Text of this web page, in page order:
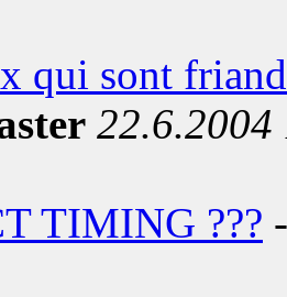
qui sont
22.6.2004
TIMING ???